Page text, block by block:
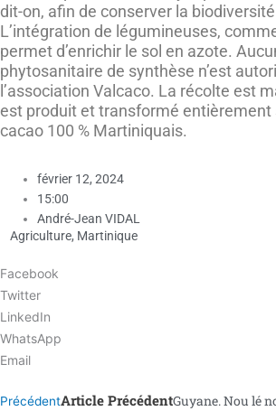
dit-on, afin de conserver la
L’intégration de légumineuses,
permet d’enrichir le sol en azote.
phytosanitaire de synthèse n’est
l’association Valcaco. La récolte est
est produit et transformé entièrement
cacao 100 % Martiniquais.
février 12, 2024
15:00
André-Jean VIDAL
Agriculture, Martinique
Facebook
Twitter
LinkedIn
WhatsApp
Email
PrécédentArticle PrécédentGuyane. Nou lé